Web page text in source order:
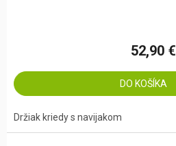
52,90 €
DO KOŠÍKA
Držiak kriedy s navijakom